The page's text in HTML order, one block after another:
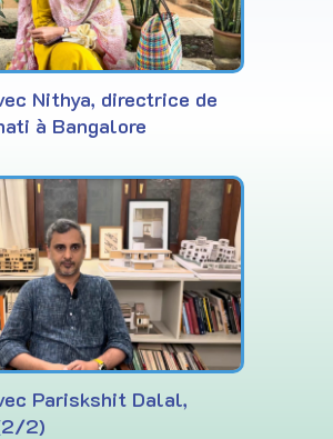
Nithya, directrice de
à Bangalore
Pariskshit Dalal,
2)